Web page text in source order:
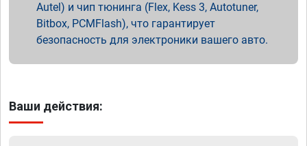
Autel) и чип тюнинга (Flex, Kess 3, Autotuner,
Bitbox, PCMFlash), что гарантирует
безопасность для электроники вашего авто.
Ваши действия: